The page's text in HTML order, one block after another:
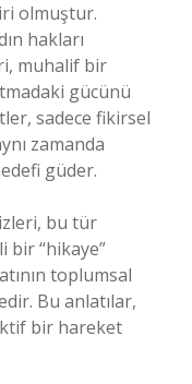
olmuştur.
hakları
muhalif bir
gücünü
sadece fikirsel
zamanda
güder.
bu tür
bir “hikaye”
toplumsal
Bu anlatılar,
bir hareket